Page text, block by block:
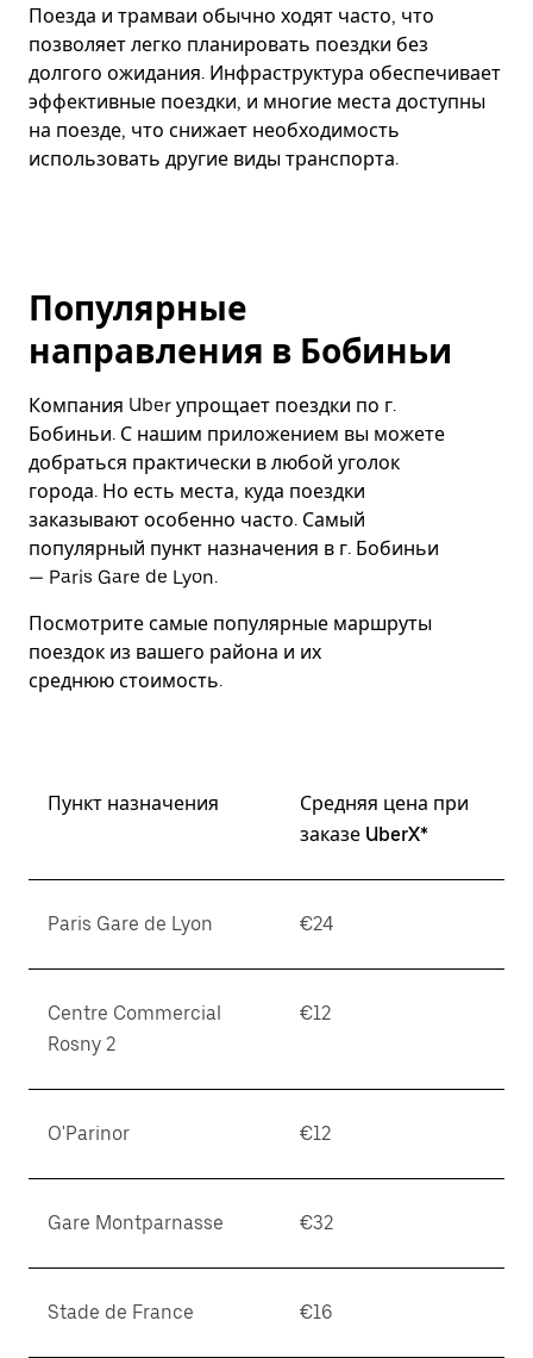
Поезда и трамваи обычно ходят часто, что
позволяет легко планировать поездки без
долгого ожидания. Инфраструктура обеспечивает
эффективные поездки, и многие места доступны
на поезде, что снижает необходимость
использовать другие виды транспорта.
Популярные
направления в Бобиньи
Компания Uber упрощает поездки по г.
Бобиньи. С нашим приложением вы можете
добраться практически в любой уголок
города. Но есть места, куда поездки
заказывают особенно часто. Самый
популярный пункт назначения в г. Бобиньи
— Paris Gare de Lyon.
Посмотрите самые популярные маршруты
поездок из вашего района и их
среднюю стоимость.
Пункт назначения
Средняя цена при
заказе UberX*
Paris Gare de Lyon €24
Centre Commercial
Rosny 2
€12
O'Parinor €12
Gare Montparnasse €32
Stade de France €16